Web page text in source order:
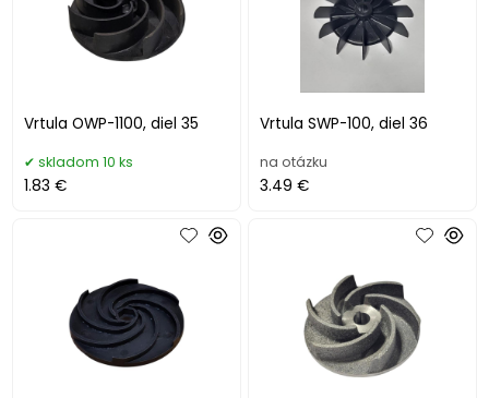
Vrtula OWP-1100, diel 35
skladom 10 ks
1.83 €
Vrtula SWP-100, diel 36
na otázku
3.49 €